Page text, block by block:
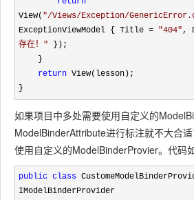
View( "/Views/Exception/
ExceptionViewModel { Title = "404",
存在！ " });
return View(lesson);
}
如果项目中多处需要使用自定义的
ModelBinderAttribute进行标注就不大合
使用自定义的ModelBinderProvier。代码如
public class
IModelBinderProvider